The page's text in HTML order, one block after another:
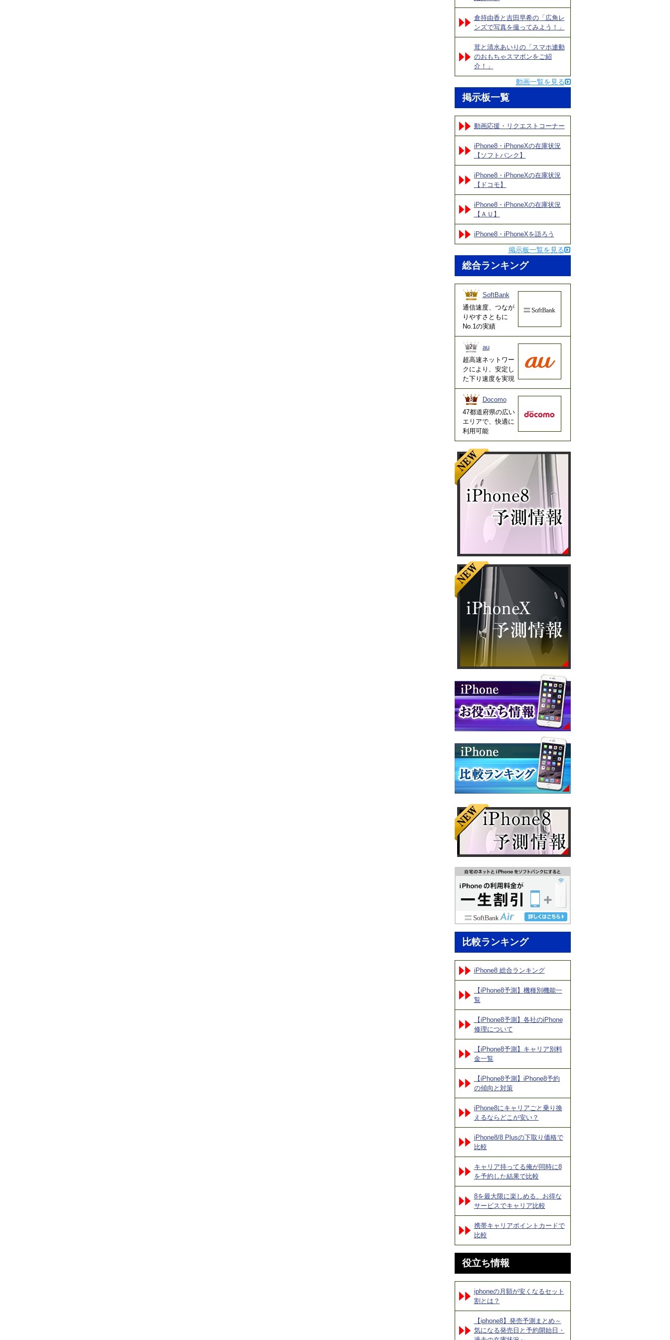
倉持由香と吉田早希の「広角レ
ンズで写真を撮ってみよう！」
茸と清水あいりの「スマホ連動
のおもちゃスマポンをご紹
介！」
動画一覧を見る
掲示板一覧
動画応援・リクエストコーナー
iPhone8・iPhoneXの在庫状況
【ソフトバンク】
iPhone8・iPhoneXの在庫状況
【ドコモ】
iPhone8・iPhoneXの在庫状況
【ＡＵ】
iPhone8・iPhoneXを語ろう
掲示板一覧を見る
総合ランキング
SoftBank
通信速度、つなが
りやすさともに
No.1の実績
au
超高速ネットワー
クにより、安定し
た下り速度を実現
Docomo
47都道府県の広い
エリアで、快適に
利用可能
比較ランキング
iPhone8 総合ランキング
【iPhone8予測】機種別機能一
覧
【iPhone8予測】各社のiPhone
修理について
【iPhone8予測】キャリア別料
金一覧
【iPhone8予測】iPhone8予約
の傾向と対策
iPhone8にキャリアごと乗り換
えるならどこが安い？
iPhone8/8 Plusの下取り価格で
比較
キャリア持ってる俺が同時に8
を予約した結果で比較
8を最大限に楽しめる、お得な
サービスでキャリア比較
携帯キャリアポイントカードで
比較
役立ち情報
iphoneの月額が安くなるセット
割とは？
【iphone8】発売予測まとめ～
気になる発売日と予約開始日・